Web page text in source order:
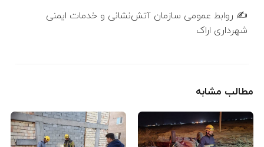
✍️ روابط عمومی سازمان آتش‌نشانی و خدمات ایمنی
شهرداری اراک
مطالب مشابه